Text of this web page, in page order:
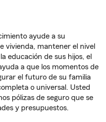
ayude a su
vivienda, mantener el nivel
educación de sus hijos, el
a que los momentos de
el futuro de su familia
o universal. Usted
pólizas de seguro que se
y presupuestos.